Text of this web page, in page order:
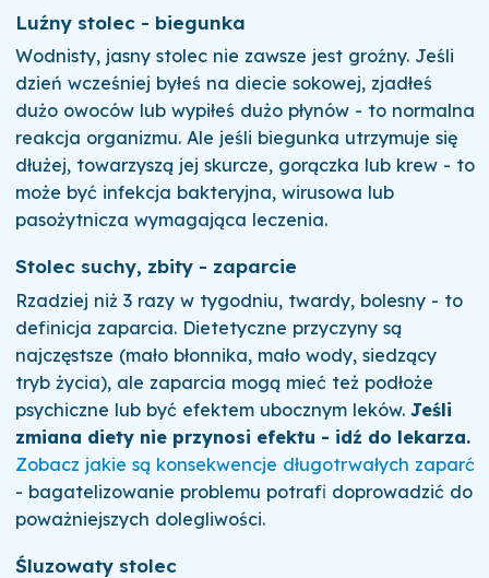
Luźny stolec - biegunka
Wodnisty, jasny stolec nie zawsze jest groźny. Jeśli
dzień wcześniej byłeś na diecie sokowej, zjadłeś
dużo owoców lub wypiłeś dużo płynów - to normalna
reakcja organizmu. Ale jeśli biegunka utrzymuje się
dłużej, towarzyszą jej skurcze, gorączka lub krew - to
może być infekcja bakteryjna, wirusowa lub
pasożytnicza wymagająca leczenia.
Stolec suchy, zbity - zaparcie
Rzadziej niż 3 razy w tygodniu, twardy, bolesny - to
definicja zaparcia. Dietetyczne przyczyny są
najczęstsze (mało błonnika, mało wody, siedzący
tryb życia), ale zaparcia mogą mieć też podłoże
psychiczne lub być efektem ubocznym leków. Jeśli
zmiana diety nie przynosi efektu - idź do lekarza.
Zobacz jakie są konsekwencje długotrwałych zaparć
- bagatelizowanie problemu potrafi doprowadzić do
poważniejszych dolegliwości.
Śluzowaty stolec